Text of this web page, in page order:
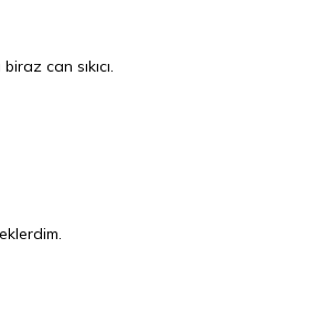
can sıkıcı.